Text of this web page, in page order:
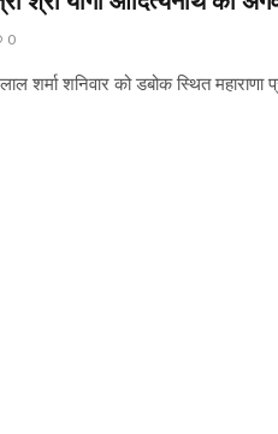
0
शर्मा शनिवार को डबोक स्थित महाराणा